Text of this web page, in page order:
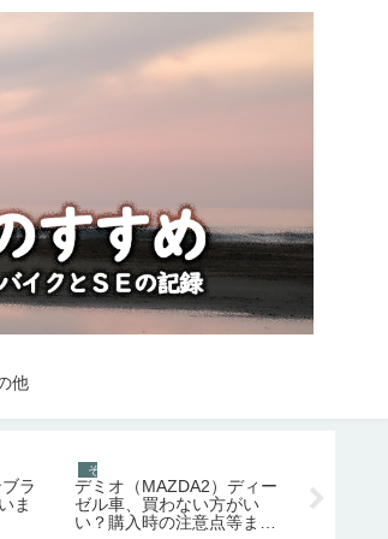
他
ラ
ま
その他
デミオ（MAZDA2）ディー
ゼル車、買わない方がい
い？購入時の注意点等まと
オキシク
バーを漂